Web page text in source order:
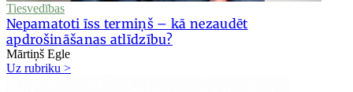
Tiesvedības
Nepamatoti īss termiņš – kā nezaudēt
apdrošināšanas atlīdzību?
Mārtiņš Egle
Uz rubriku >